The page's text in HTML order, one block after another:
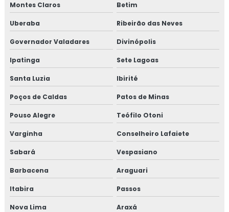
alimentos
Consultoria em registro na anvisa
Consultoria em registro de produtos na anvisa
Consultoria em resolução de não conformidades da
auditoria
Consultoria em revisão norma FSSC 22000
Consultoria em revisão plano HACCP
Consultoria em rotulagem de alimentos
Consultoria em sensibilização programa 5s
Consultoria para setor alimentício
Montes Claros Betim
Uberaba Ribeirão das Neves
Governador Valadares Divinópolis
Ipatinga Sete Lagoas
Santa Luzia Ibirité
Poços de Caldas Patos de Minas
Pouso Alegre Teófilo Otoni
Varginha Conselheiro Lafaiete
Sabará Vespasiano
Barbacena Araguari
Itabira Passos
Nova Lima Araxá